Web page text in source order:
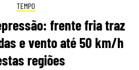
TEMPO
frente fria traz
e vento até 50 km/h
regiões